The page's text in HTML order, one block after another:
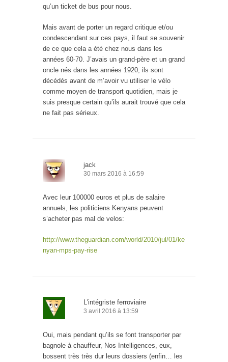
qu’un ticket de bus pour nous.
Mais avant de porter un regard critique et/ou
condescendant sur ces pays, il faut se souvenir
de ce que cela a été chez nous dans les
années 60-70. J’avais un grand-père et un grand
oncle nés dans les années 1920, ils sont
décédés avant de m’avoir vu utiliser le vélo
comme moyen de transport quotidien, mais je
suis presque certain qu’ils aurait trouvé que cela
ne fait pas sérieux.
jack
30 mars 2016 à 16:59
Avec leur 100000 euros et plus de salaire
annuels, les politiciens Kenyans peuvent
s’acheter pas mal de velos:
http://www.theguardian.com/world/2010/jul/01/ke
nyan-mps-pay-rise
L'intégriste ferroviaire
3 avril 2016 à 13:59
Oui, mais pendant qu’ils se font transporter par
bagnole à chauffeur, Nos Intelligences, eux,
bossent très très dur leurs dossiers (enfin… les